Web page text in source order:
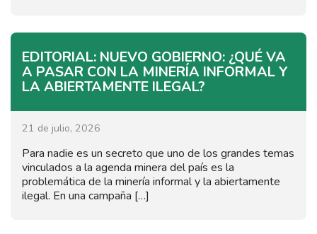
EDITORIAL: NUEVO GOBIERNO: ¿QUÉ VA
A PASAR CON LA MINERÍA INFORMAL Y
LA ABIERTAMENTE ILEGAL?
21 de julio, 2026
Para nadie es un secreto que uno de los grandes temas
vinculados a la agenda minera del país es la
problemática de la minería informal y la abiertamente
ilegal. En una campaña […]